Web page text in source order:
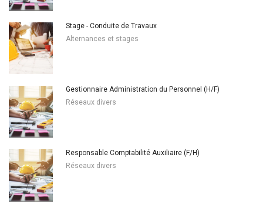
Stage - Conduite de Travaux
Alternances et stages
Gestionnaire Administration du Personnel (H/F)
Réseaux divers
Responsable Comptabilité Auxiliaire (F/H)
Réseaux divers